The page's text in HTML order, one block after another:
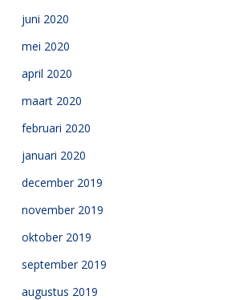
juni 2020
mei 2020
april 2020
maart 2020
februari 2020
januari 2020
december 2019
november 2019
oktober 2019
september 2019
augustus 2019